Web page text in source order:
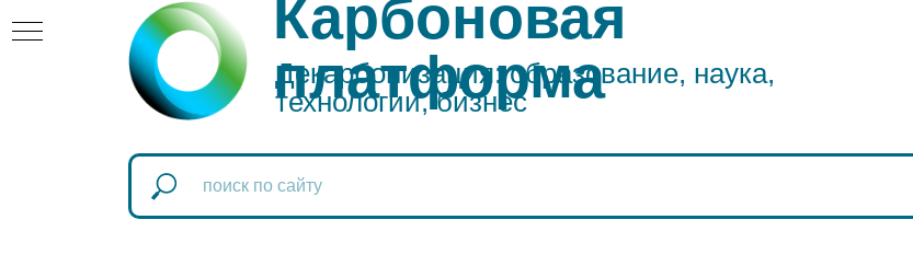
Карбоновая
платформа
Декарбонизация: образование, наука,
технологии, бизнес